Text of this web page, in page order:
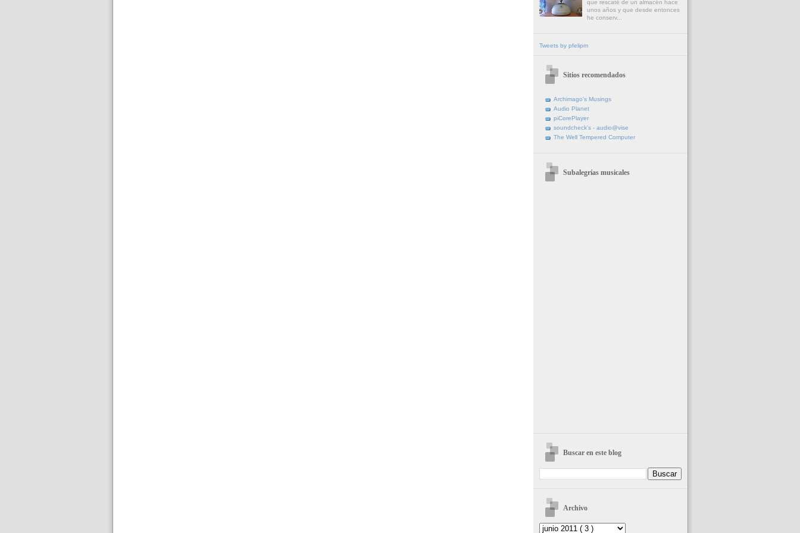
que rescaté de un almacén hace
unos años y que desde entonces
he conserv...
Tweets by pfelipm
Sitios recomendados
Archimago's Musings
Audio Planet
piCorePlayer
soundcheck's - audio@vise
The Well Tempered Computer
Subalegrías musicales
Buscar en este blog
Archivo